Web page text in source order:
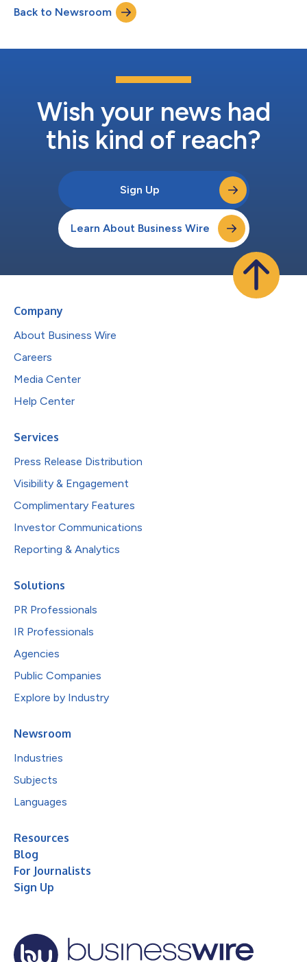
Back to Newsroom
Wish your news had
this kind of reach?
Sign Up
Learn About Business Wire
Company
About Business Wire
Careers
Media Center
Help Center
Services
Press Release Distribution
Visibility & Engagement
Complimentary Features
Investor Communications
Reporting & Analytics
Solutions
PR Professionals
IR Professionals
Agencies
Public Companies
Explore by Industry
Newsroom
Industries
Subjects
Languages
Resources
Blog
For Journalists
Sign Up